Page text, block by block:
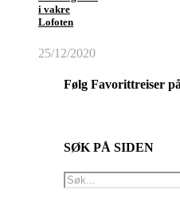
i vakre
Lofoten
25/12/2020
Følg Favorittreiser
SØK PÅ SIDEN